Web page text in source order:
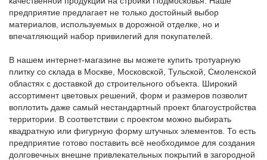
предприятие предлагает не только достойный выбор
материалов, используемых в дорожной отделке, но и
впечатляющий набор привилегий для покупателей.
В нашем интернет-магазине вы можете купить тротуарную
плитку со склада в Москве, Московской, Тульской, Смоленской
областях с доставкой до строительного объекта. Широкий
ассортимент цветовых решений, форм и размеров позволит
воплотить даже самый нестандартный проект благоустройства
территории. В соответствии с проектом можно выбирать
квадратную или фигурную форму штучных элементов. То есть
предприятие готово поставить всё необходимое для создания
долговечных внешне привлекательных покрытий в загородной